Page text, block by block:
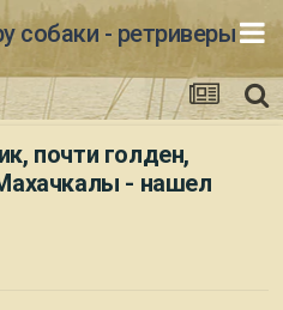
собаки - ретриверы
почти голден,
- нашел